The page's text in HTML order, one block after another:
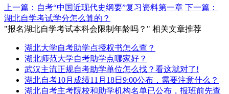
上一篇：自考“中国近现代史纲要”复习资料第一章 下一篇：
湖北自学考试学分怎么算的？
"报名湖北自学考试本科会限制年龄吗？" 相关文章推荐
湖北大学自考助学点授权书怎么查？
湖北师范大学自考助学点哪家好？
武汉主流正规自考助学单位怎么找？看这就对了!
湖北自考10月成绩11月18日9:00公布，需要注意什么？
湖北自考主考院校和助学机构名单已公布，报班前先查